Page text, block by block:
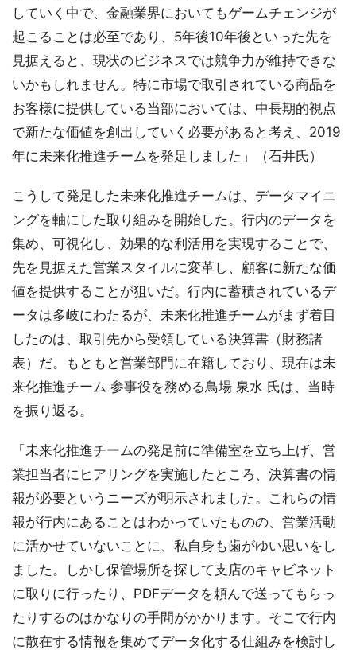
していく中で、金融業界においてもゲームチェンジが
起こることは必至であり、5年後10年後といった先を
見据えると、現状のビジネスでは競争力が維持できな
いかもしれません。特に市場で取引されている商品を
お客様に提供している当部においては、中長期的視点
で新たな価値を創出していく必要があると考え、2019
年に未来化推進チームを発足しました」（石井氏）
こうして発足した未来化推進チームは、データマイニ
ングを軸にした取り組みを開始した。行内のデータを
集め、可視化し、効果的な利活用を実現することで、
先を見据えた営業スタイルに変革し、顧客に新たな価
値を提供することが狙いだ。行内に蓄積されているデ
ータは多岐にわたるが、未来化推進チームがまず着目
したのは、取引先から受領している決算書（財務諸
表）だ。もともと営業部門に在籍しており、現在は未
来化推進チーム 参事役を務める鳥場 泉水 氏は、当時
を振り返る。
「未来化推進チームの発足前に準備室を立ち上げ、営
業担当者にヒアリングを実施したところ、決算書の情
報が必要というニーズが明示されました。これらの情
報が行内にあることはわかっていたものの、営業活動
に活かせていないことに、私自身も歯がゆい思いをし
ました。しかし保管場所を探して支店のキャビネット
に取りに行ったり、PDFデータを頼んで送ってもらっ
たりするのはかなりの手間がかかります。そこで行内
に散在する情報を集めてデータ化する仕組みを検討し